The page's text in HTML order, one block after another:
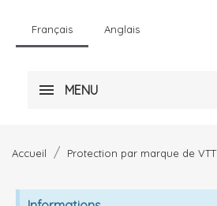
Français Anglais
MENU
Accueil Protection par marque de VTT